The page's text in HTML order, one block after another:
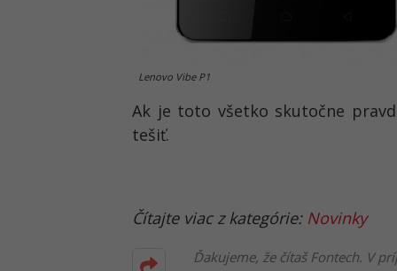
Lenovo Vibe P1
Ak je toto všetko skutočne
tešiť.
Čítajte viac z kategórie: Novinky
Ďakujeme, že čítaš Fontech. V